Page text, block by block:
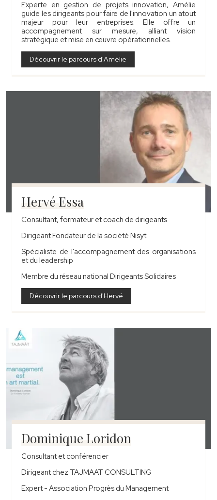
Experte en gestion de projets innovation, Amélie
guide les dirigeants pour faire de l'innovation un atout
majeur pour leur entreprises. Elle offre un
accompagnement sur mesure, alliant vision
stratégique et mise en œuvre opérationnelles.
Découvrir le parcours d'Amélie
Hervé Essa
Consultant, formateur et coach de dirigeants
Dirigeant Fondateur de la société Nisyt
Spécialiste de l'accompagnement des organisations
et du leadership
Membre du réseau national Dirigeants Solidaires
Découvrir le parcours d'Hervé
Dominique Loridon
Consultant et conférencier
Dirigeantchez TAJMAAT CONSULTING
Expert - Association Progrès du Management